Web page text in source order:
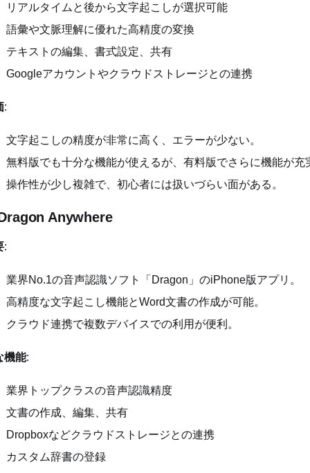
リアルタイムと後から文字起こしが選択可能
語彙や文脈理解に優れた高精度の変換
テキストの編集、書式設定、共有
Googleアカウントやクラウドストレージとの連携
:
文字起こしの精度が非常に高く、エラーが少ない。
無料版でも十分な機能が使えるが、有料版でさらに機能が充
操作性が少し複雑で、初心者には扱いづらい面がある。
Anywhere
:
業界No.1の音声認識ソフト「Dragon」のiPhone版アプリ。
高精度な文字起こし機能とWord文書の作成が可能。
クラウド連携で複数デバイスでの利用が便利。
機能:
業界トップクラスの音声認識精度
文書の作成、編集、共有
Dropboxなどクラウドストレージとの連携
カスタム辞書の登録